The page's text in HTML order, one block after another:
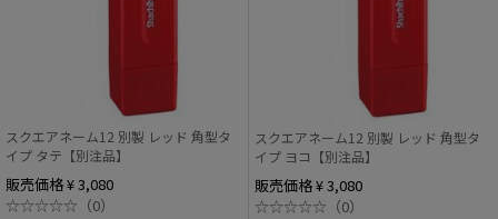
スクエアネーム12 別製 レッド 角型タ
イプ タテ【別注品】
販売価格 ¥ 3,080
☆☆☆☆☆ （0）
スクエアネーム12 別製 レッド 角型タ
イプ ヨコ【別注品】
販売価格 ¥ 3,080
☆☆☆☆☆ （0）